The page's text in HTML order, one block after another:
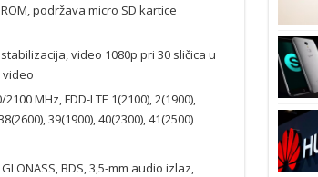
ROM, podržava micro SD kartice
video 1080p pri 30 sličica u
video
MHz, FDD-LTE 1(2100), 2(1900),
39(1900), 40(2300), 41(2500)
BDS, 3,5-mm audio izlaz,